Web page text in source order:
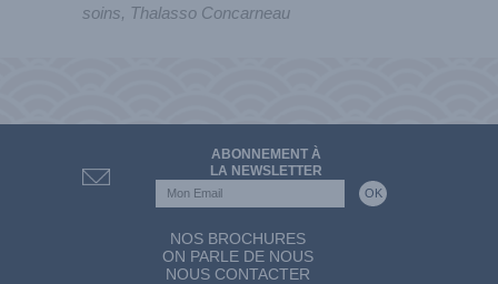
soins, Thalasso Concarneau
ABONNEMENT À
LA NEWSLETTER
NOS BROCHURES
ON PARLE DE NOUS
NOUS CONTACTER